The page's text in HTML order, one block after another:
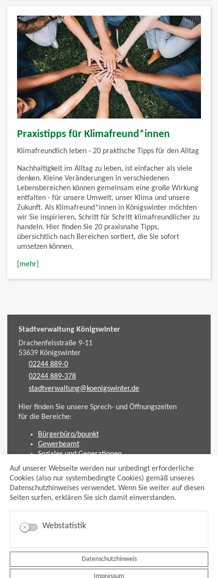
Auf unserer Webseite werden nur unbedingt erforderliche
Cookies (also nur systembedingte Cookies) gemäß unseres
Datenschutzhinweises verwendet. Wenn Sie weiter auf diesen
Seiten surfen, erklären Sie sich damit einverstanden.
Webstatistik
Datenschutzhinweis
Impressum
Praxistipps für Klimafreund*innen
Klimafreundlich leben - 20 praktische Tipps für den Alltag
Nachhaltigkeit im Alltag zu leben, ist einfacher als viele
denken. Kleine Veränderungen in verschiedenen
Lebensbereichen können gemeinsam eine große Wirkung
entfalten - für unsere Umwelt, unser Klima und unsere
Zukunft. Als Klimafreund*innen in Königswinter möchten
wir Sie inspirieren, Schritt für Schritt klimafreundlicher zu
handeln. Hier finden Sie 20 praxisnahe Tipps,
übersichtlich nach Bereichen sortiert, die Sie sofort
umsetzen können.
[mehr]
Stadtverwaltung Königswinter
Drachenfelsstraße 9-11
53639Königswinter
02244 889-0
02244 889-378
stadtverwaltung@koenigswinter.de
Hier finden Sie unsere Sprech- und Öffnungszeiten
für die Bereiche:
Bürgerbüro/bpunkt
Gewerbeamt
Soziales und Generationen
Standesamt
Friedhofsverwaltung
Planen und Bauen (Bauamt)
Impressum
Datenschutzhinweis
Anmelden
Facebook
xing